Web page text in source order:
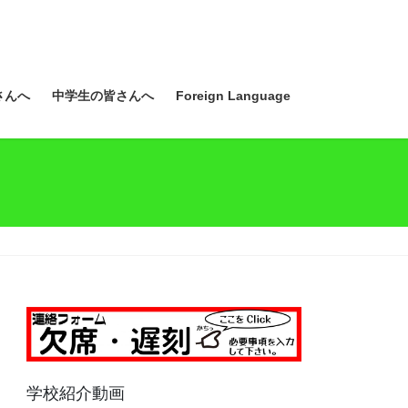
んへ 中学生の皆さんへ Foreign Language
学校紹介動画